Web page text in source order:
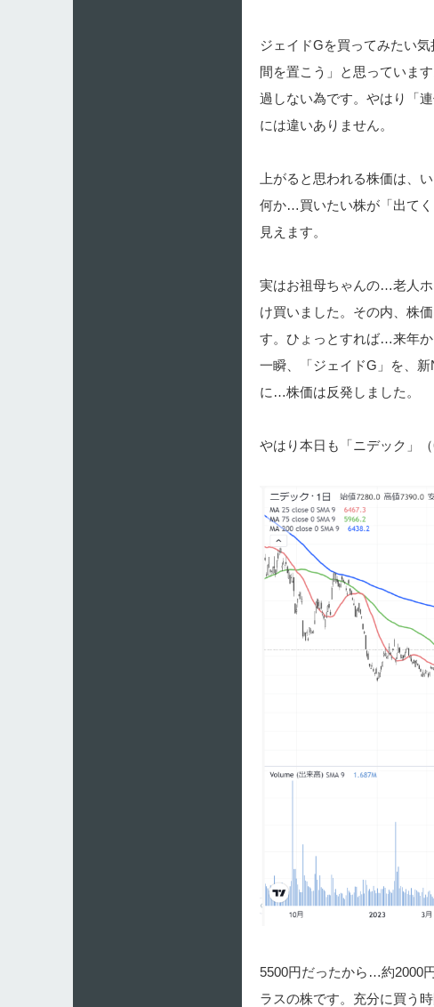
ジェイドGを買ってみたい
間を置こう」と思っていま
過しない為です。やはり「
には違いありません。
上がると思われる株価は、
何か…買いたい株が「出て
見えます。
実はお祖母ちゃんの…老人
け買いました。その内、株
す。ひょっとすれば…来年
一瞬、「ジェイドG」を、
に…株価は反発しました。
やはり本日も「ニデック」
5500円だったから…約2000
ラスの株です。充分に買う